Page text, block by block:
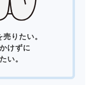
りたい。
けずに
い。